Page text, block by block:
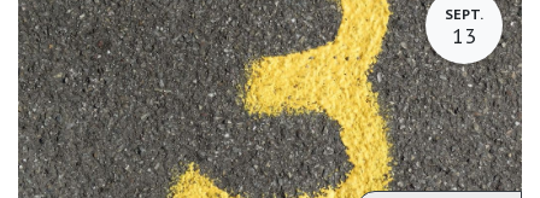
SEPT.
13